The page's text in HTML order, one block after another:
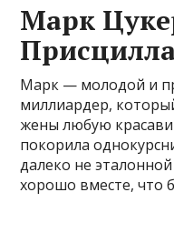
Марк
Марк — молодой и
миллиардер,
жены любую
покорила
далеко не
хорошо вместе, что